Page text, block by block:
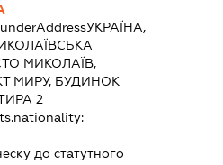
УКРАЇНА,
МИКОЛАЇВ,
МИРУ, БУДИНОК
2
до статутного